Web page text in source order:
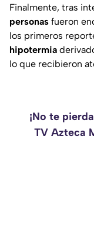
Finalmente, tras
personas fueron
los primeros
hipotermia
lo que recibieron
¡No te
TV Azteca